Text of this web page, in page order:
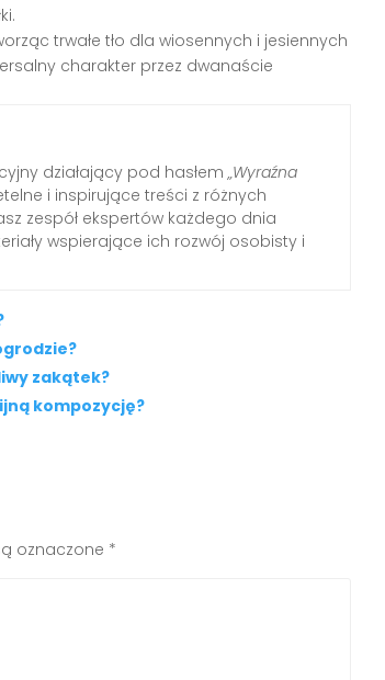
trwałe tło dla wiosennych i jesiennych
charakter przez dwanaście
działający pod hasłem „Wyraźna
i inspirujące treści z różnych
zespół ekspertów każdego dnia
wspierające ich rozwój osobisty i
zakątek?
kompozycję?
oznaczone *